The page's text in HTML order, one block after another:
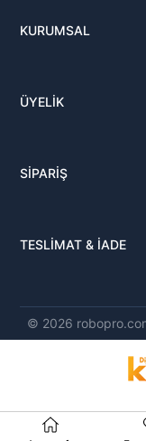
KURUMSAL
ÜYELİK
SİPARİŞ
TESLİMAT & İADE
© 2026